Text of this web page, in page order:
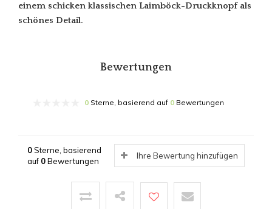
einem schicken klassischen Laimböck-Druckknopf als
schönes Detail.
Bewertungen
0 Sterne, basierend auf 0 Bewertungen
0Sterne, basierend
auf 0Bewertungen
Ihre Bewertung hinzufügen